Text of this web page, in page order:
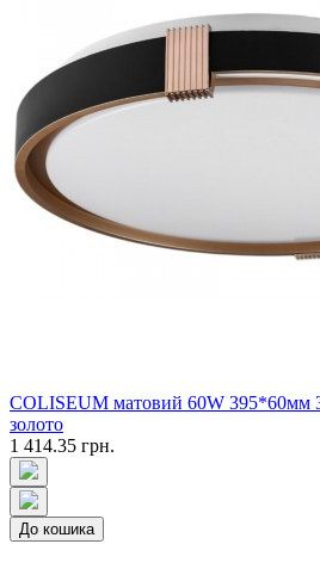
COLISEUM матовий 60W 395*60мм
золото
1 414.35 грн.
До кошика